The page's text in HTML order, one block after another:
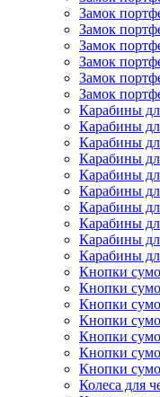
Замок
Замок
Замок
Замок
Замок
Замок
Карабины
Карабины
Карабины
Карабины
Карабины
Карабины
Карабины
Карабины
Карабины
Карабины
Кнопки
Кнопки
Кнопки
Кнопки
Кнопки
Кнопки
Кнопки
Колеса для